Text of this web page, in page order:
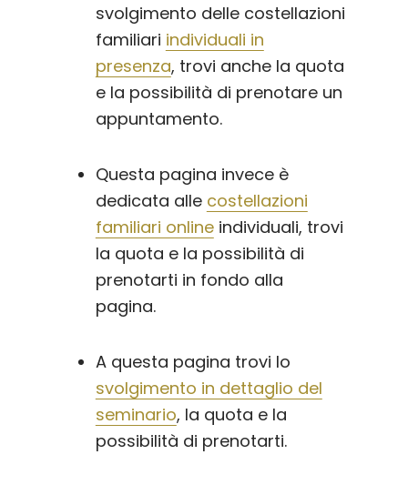
svolgimento delle costellazioni
familiari individuali in
presenza, trovi anche la quota
e la possibilità di prenotare un
appuntamento.
Questa pagina invece è
dedicata alle costellazioni
familiari onlineindividuali, trovi
la quota e la possibilità di
prenotarti in fondo alla
pagina.
A questa pagina trovi lo
svolgimento in dettaglio del
seminario, la quota e la
possibilità di prenotarti.